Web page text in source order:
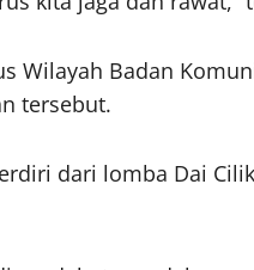
Wilayah Badan
tersebut.
dari lomba Dai